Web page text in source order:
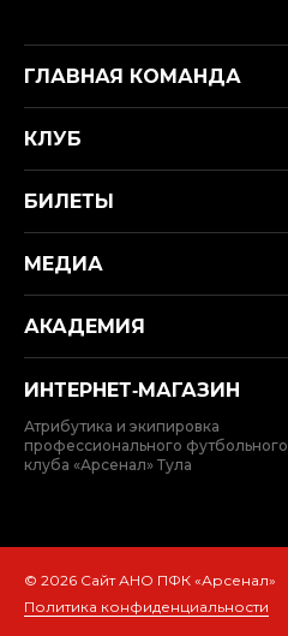
ГЛАВНАЯ КОМАНДА
КЛУБ
БИЛЕТЫ
МЕДИА
АКАДЕМИЯ
ИНТЕРНЕТ‑МАГАЗИН
Атрибутика и экипировка
профессионального футбольного
клуба «Арсенал» Тула
© 2026 Сайт АНО ПФК «Арсенал»
Политика конфиденциальности